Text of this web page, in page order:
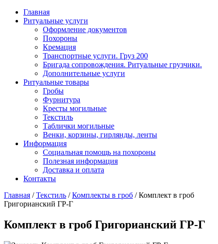
Главная
Ритуальные услуги
Оформление документов
Похороны
Кремация
Транспортные услуги. Груз 200
Бригада сопровождения. Ритуальные грузчики.
Дополнительные услуги
Ритуальные товары
Гробы
Фурнитура
Кресты могильные
Текстиль
Таблички могильные
Венки, корзины, гирлянды, ленты
Информация
Социальная помощь на похороны
Полезная информация
Доставка и оплата
Контакты
Главная /Текстиль /Комплекты в гроб /Комплект в гроб
Григорианский ГР-Г
Комплект в гроб Григорианский ГР-Г